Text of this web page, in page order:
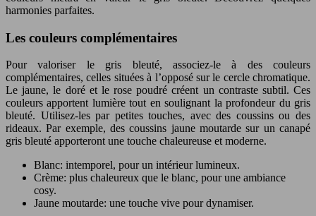
harmonies parfaites.
Les couleurs complémentaires
Pour valoriser le gris bleuté, associez-le à des couleurs
complémentaires, celles situées à l’opposé sur le cercle chromatique.
Le jaune, le doré et le rose poudré créent un contraste subtil. Ces
couleurs apportent lumière tout en soulignant la profondeur du gris
bleuté. Utilisez-les par petites touches, avec des coussins ou des
rideaux. Par exemple, des coussins jaune moutarde sur un canapé
gris bleuté apporteront une touche chaleureuse et moderne.
Blanc: intemporel, pour un intérieur lumineux.
Crème: plus chaleureux que le blanc, pour une ambiance
cosy.
Jaune moutarde: une touche vive pour dynamiser.